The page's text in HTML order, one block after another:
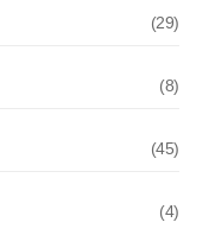
(29)
(8)
(45)
(4)